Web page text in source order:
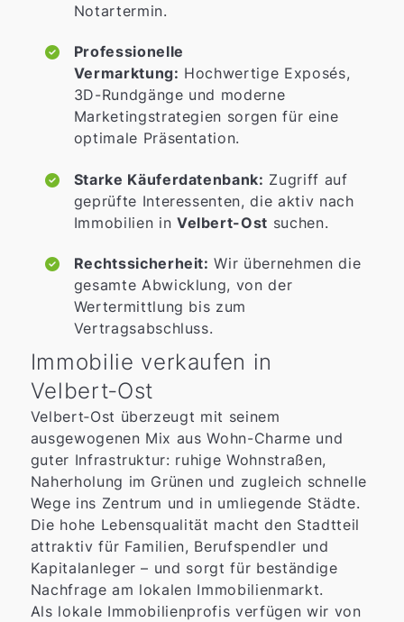
Notartermin.
Professionelle
Vermarktung: Hochwertige Exposés,
3D-Rundgänge und moderne
Marketingstrategien sorgen für eine
optimale Präsentation.
Starke Käuferdatenbank: Zugriff auf
geprüfte Interessenten, die aktiv nach
Immobilien in Velbert-Ost suchen.
Rechtssicherheit: Wir übernehmen die
gesamte Abwicklung, von der
Wertermittlung bis zum
Vertragsabschluss.
Immobilie verkaufen in
Velbert‑Ost
Velbert‑Ost überzeugt mit seinem
ausgewogenen Mix aus Wohn-Charme und
guter Infrastruktur: ruhige Wohnstraßen,
Naherholung im Grünen und zugleich schnelle
Wege ins Zentrum und in umliegende Städte.
Die hohe Lebensqualität macht den Stadtteil
attraktiv für Familien, Berufspendler und
Kapitalanleger – und sorgt für beständige
Nachfrage am lokalen Immobilienmarkt.
Als lokale Immobilienprofis verfügen wir von